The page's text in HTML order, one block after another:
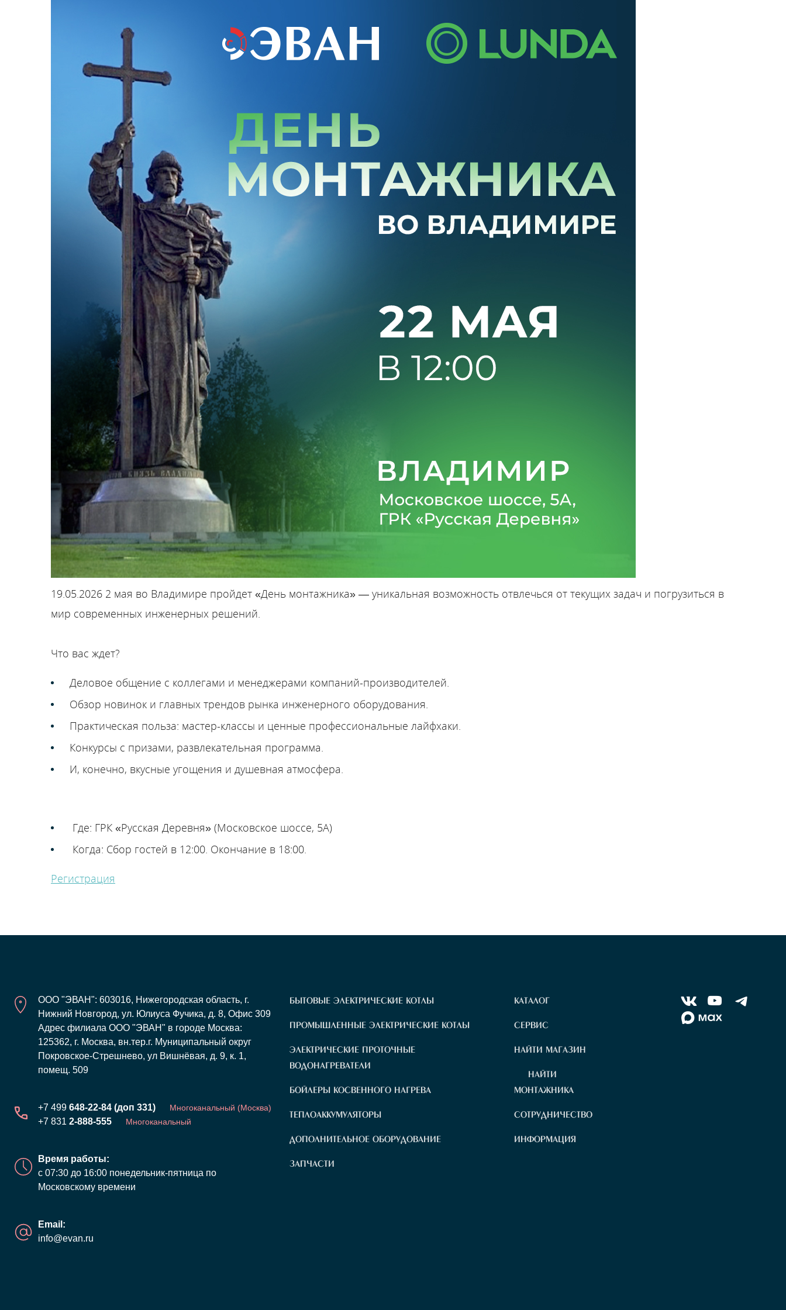
Промышленные электрические котлы
Теплоаккумуляторы
19.05.2026 2 мая во Владимире пройдет «День монтажника» — уникальная возможность отвлечься от текущих задач и погрузиться в
мир современных инженерных решений.
Что вас ждет?
Деловое общение с коллегами и менеджерами компаний-производителей.
Обзор новинок и главных трендов рынка инженерного оборудования.
Практическая польза: мастер-классы и ценные профессиональные лайфхаки.
Конкурсы с призами, развлекательная программа.
И, конечно, вкусные угощения и душевная атмосфера.
Где: ГРК «Русская Деревня» (Московское шоссе, 5А)
Когда: Сбор гостей в 12:00. Окончание в 18:00.
Регистрация
ООО "ЭВАН": 603016, Нижегородская область, г.
Нижний Новгород, ул. Юлиуса Фучика, д. 8, Офис 309
Адрес филиала ООО "ЭВАН" в городе Москва:
125362, г. Москва, вн.тер.г. Муниципальный округ
Покровское-Стрешнево, ул Вишнёвая, д. 9, к. 1,
помещ. 509
+7 499 648-22-84 (доп 331) Многоканальный (Москва)
+7 831 2-888-555 Многоканальный
Время работы:
с 07:30 до 16:00 понедельник-пятница по
Московскому времени
Email:
info@evan.ru
БЫТОВЫЕ ЭЛЕКТРИЧЕСКИЕ КОТЛЫ
ПРОМЫШЛЕННЫЕ ЭЛЕКТРИЧЕСКИЕ КОТЛЫ
ЭЛЕКТРИЧЕСКИЕ ПРОТОЧНЫЕ
ВОДОНАГРЕВАТЕЛИ
БОЙЛЕРЫ КОСВЕННОГО НАГРЕВА
ТЕПЛОАККУМУЛЯТОРЫ
ДОПОЛНИТЕЛЬНОЕ ОБОРУДОВАНИЕ
ЗАПЧАСТИ
КАТАЛОГ
СЕРВИС
НАЙТИ МАГАЗИН
НАЙТИ
МОНТАЖНИКА
СОТРУДНИЧЕСТВО
ИНФОРМАЦИЯ
В y т